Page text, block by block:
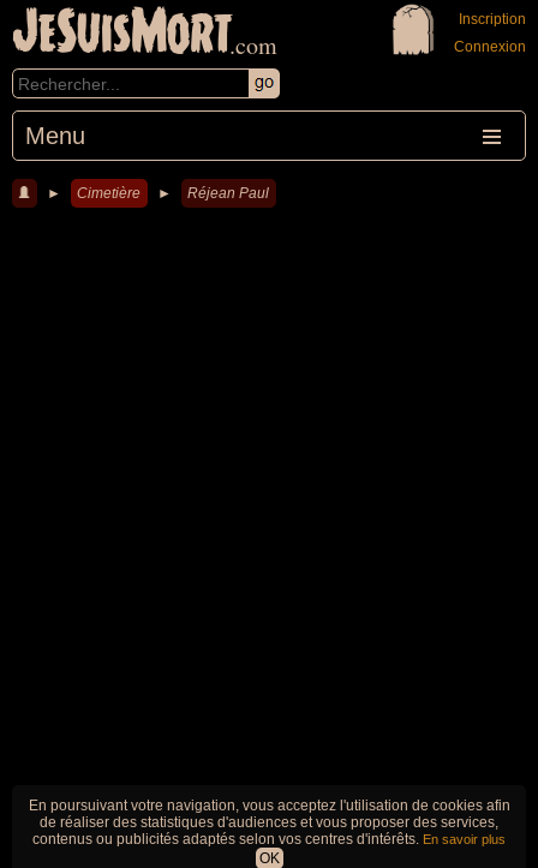
JeSuisMort.com
Menu
Inscription
Connexion
► Cimetière ► Réjean Paul
En poursuivant votre navigation, vous acceptez l'utilisation de cookies afin
de réaliser des statistiques d'audiences et vous proposer des services,
contenus ou publicités adaptés selon vos centres d'intérêts. En savoir plus
OK